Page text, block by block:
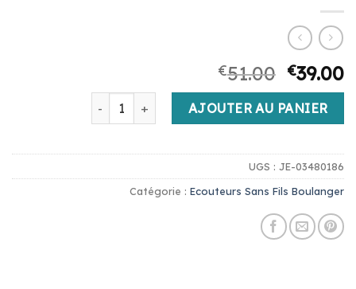
€51.00 €39.00
quantité de ecouteurs sans fils boulanger
AJOUTER AU PANIER
UGS : JE-03480186
Catégorie : Ecouteurs Sans Fils Boulanger